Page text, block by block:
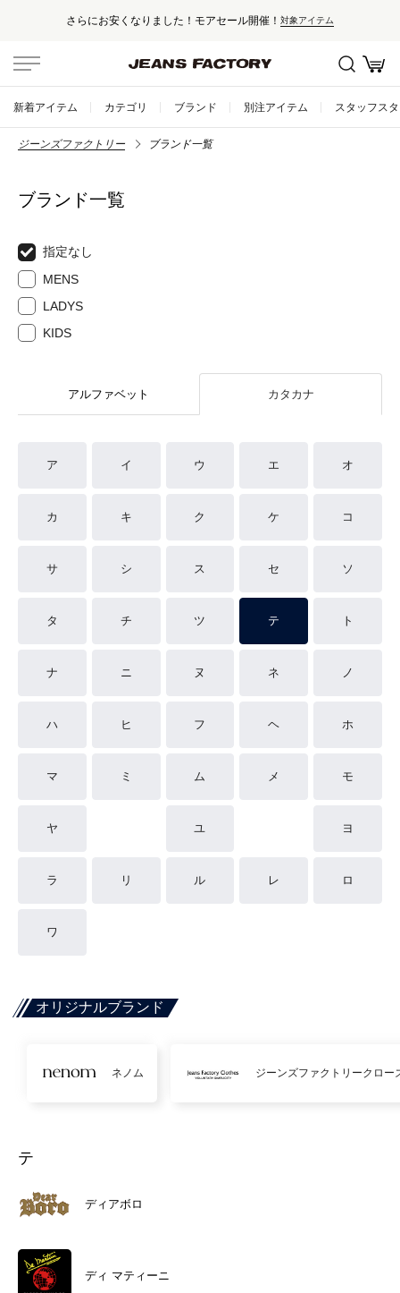
さらにお安くなりました！モアセール開催！ 対象アイテム
新着アイテム カテゴリ ブランド 別注アイテム スタッフス
ジーンズファクトリー ブランド一覧
ブランド一覧
指定なし
MENS
LADYS
KIDS
アルファベット カタカナ
ア イ ウ エ オ
カ キ ク ケ コ
サ シ ス セ ソ
タ チ ツ テ ト
ナ ニ ヌ ネ ノ
ハ ヒ フ ヘ ホ
マ ミ ム メ モ
ヤ ユ ヨ
ラ リ ル レ ロ
ワ
オリジナルブランド
ネノム ジーンズファクトリークロー
テ
ディアボロ
ディ マティーニ